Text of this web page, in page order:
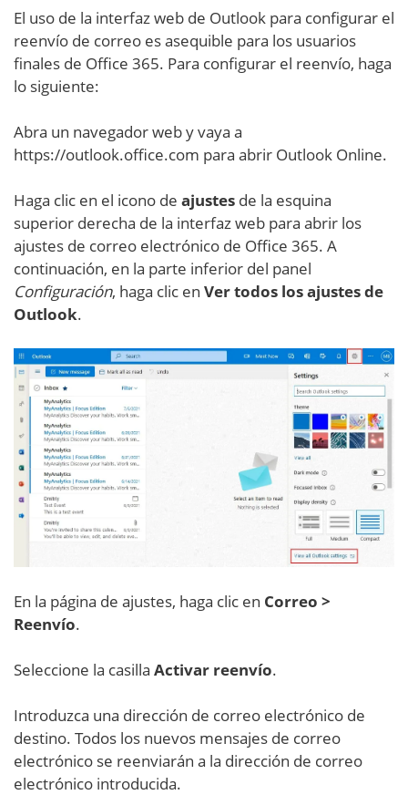
El uso de la interfaz web de Outlook para configurar el
reenvío de correo es asequible para los usuarios
finales de Office 365. Para configurar el reenvío, haga
lo siguiente:
Abra un navegador web y vaya a
https://outlook.office.com para abrir Outlook Online.
Haga clic en el icono de ajustes de la esquina
superior derecha de la interfaz web para abrir los
ajustes de correo electrónico de Office 365. A
continuación, en la parte inferior del panel
Configuración, haga clic en Ver todos los ajustes de
Outlook.
En la página de ajustes, haga clic en Correo >
Reenvío.
Seleccione la casilla Activar reenvío.
Introduzca una dirección de correo electrónico de
destino. Todos los nuevos mensajes de correo
electrónico se reenviarán a la dirección de correo
electrónico introducida.